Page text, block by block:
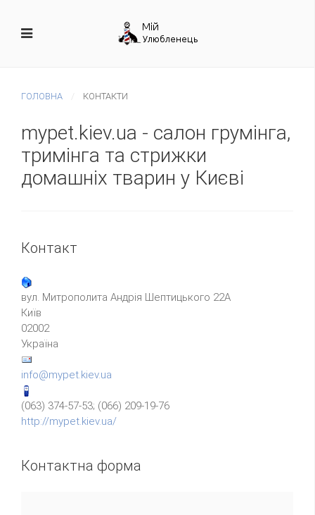
ГОЛОВНА КОНТАКТИ
mypet.kiev.ua - салон грумінга,
тримінга та стрижки
домашніх тварин у Києві
Контакт
вул. Митрополита Андрія Шептицького 22А
Київ
02002
Україна
info@mypet.kiev.ua
(063) 374-57-53; (066) 209-19-76
http://mypet.kiev.ua/
Контактна форма